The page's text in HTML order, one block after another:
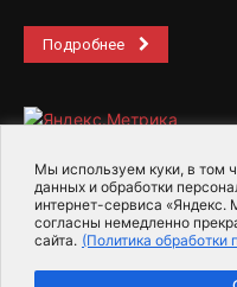
Мы используем куки, в том
данных и обработки
интернет-сервиса «Яндекс.
согласны немедленно
сайта. (Политика обработки
Подробнее
2015-2026-
Для справки Об издании